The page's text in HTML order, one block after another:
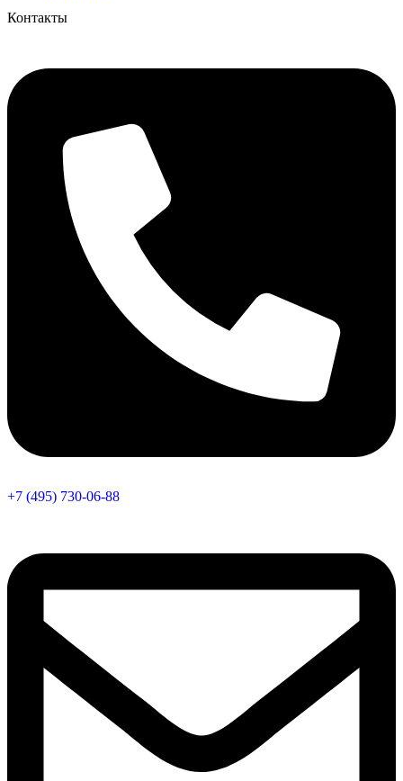
Контакты
+7 (495) 730-06-88